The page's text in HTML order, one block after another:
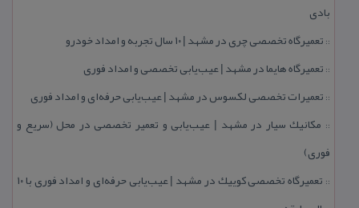
بادی
:: تعمیرگاه تخصصی چری در مشهد | ۱۰ سال تجربه و امداد خودرو
:: تعمیرگاه هایما در مشهد | عیب‌یابی تخصصی و امداد فوری
:: تعمیرات تخصصی لكسوس در مشهد | عیب‌یابی حرفه‌ای و امداد فوری
:: مكانیك سیار در مشهد | عیب‌یابی و تعمیر تخصصی در محل (سریع و
فوری)
::
تعمیرگاه تخصصی كوییك در مشهد | عیب‌یابی حرفه‌ای و امداد فوری با ۱۰